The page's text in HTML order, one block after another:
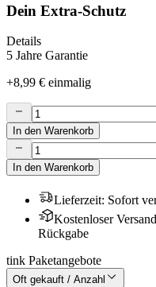
Dein Extra-Schutz
Details
5 Jahre Garantie
+8,99 € einmalig
In den Warenkorb
In den Warenkorb
Lieferzeit: Sofort
Kostenloser
Rückgabe
tink Paketangebote
Oft gekauft / Anzahl